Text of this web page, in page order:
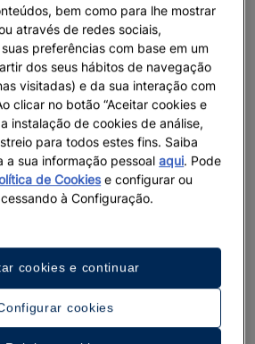
bem como para lhe mostrar
através de redes sociais,
preferências com base em um
dos seus hábitos de navegação
visitadas) e da sua interação com
clicar no botão “Aceitar cookies e
instalação de cookies de análise,
para todos estes fins. Saiba
a sua informação pessoalaqui. Pode
de Cookiese configurar ou
à Configuração.
cookies
cookies e continuar